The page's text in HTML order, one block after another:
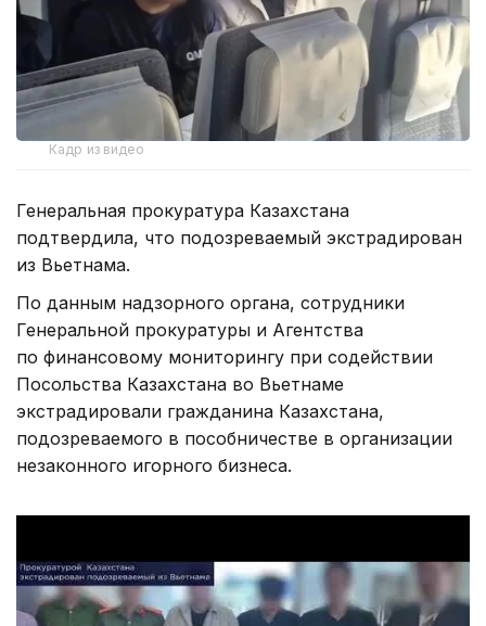
Кадр из видео
Генеральная прокуратура Казахстана
подтвердила, что подозреваемый экстрадирован
из Вьетнама.
По данным надзорного органа, сотрудники
Генеральной прокуратуры и Агентства
по финансовому мониторингу при содействии
Посольства Казахстана во Вьетнаме
экстрадировали гражданина Казахстана,
подозреваемого в пособничестве в организации
незаконного игорного бизнеса.